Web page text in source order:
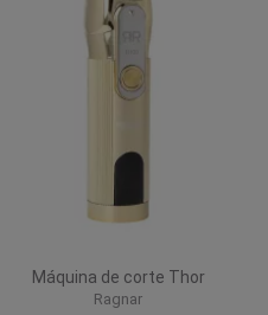
Máquina de corte Thor
Ragnar